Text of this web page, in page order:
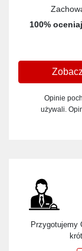
100%
Opinie
używali.
Przygotujemy